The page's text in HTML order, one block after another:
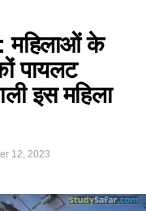
के
पायलट
इस महिला
12, 2023